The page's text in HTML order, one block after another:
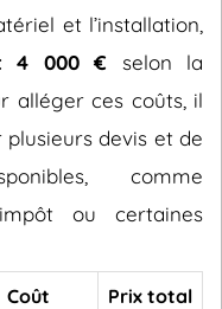
et l’installation,
4 000 € selon la
alléger ces coûts, il
devis et de
comme
ou certaines
Coût
Prix total